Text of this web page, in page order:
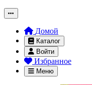
Домой
Каталог
Войти
Избранное
Меню